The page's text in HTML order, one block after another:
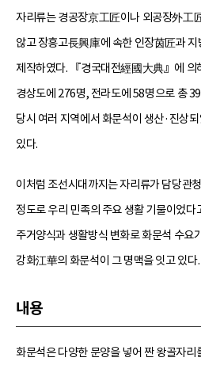
자리류는 경공장京工匠이나 외공장外工
않고 장흥고長興庫에 속한 인장茵匠과 지
제작하였다. 『경국대전經國大典』에 의
경상도에 276명, 전라도에 58명으로 총
당시 여러 지역에서 화문석이 생산·진상
있다.
이처럼 조선시대까지는 자리류가 담당관
정도로 우리 민족의 주요 생활 기물이었다
주거양식과 생활방식 변화로 화문석 수요
강화江華의 화문석이 그 명맥을 잇고 있다.
내용
화문석은 다양한 문양을 넣어 짠 왕골자